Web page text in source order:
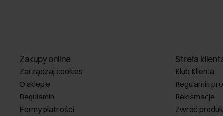
Zakupy online
Zarządzaj cookies
O sklepie
Regulamin
Formy płatności
Strefa
Klub Klienta
Regulamin
Reklamacje
Zwróć